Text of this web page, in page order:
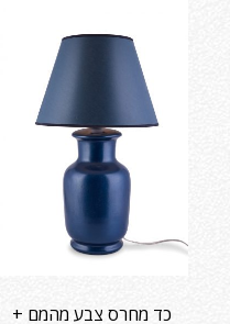
כד מחרס צבע מהמם +